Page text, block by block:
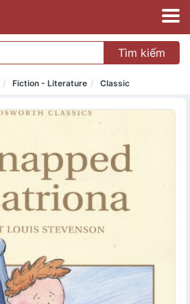
Tìm kiếm
Fiction - Literature Classic